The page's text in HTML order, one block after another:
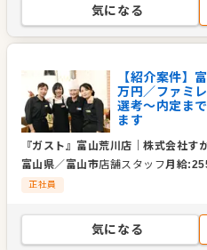
気になる
【紹介案件】
万円／ファミ
選考～内定ま
ます
『ガスト』富山荒川店 ｜株式会社す
富山県／富山市店舗スタッフ月給:
正社員
気になる